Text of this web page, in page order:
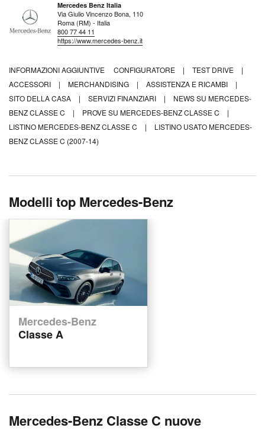
Mercedes Benz Italia
Via Giulio Vincenzo Bona, 110
Roma (RM) - Italia
800 77 44 11
https://www.mercedes-benz.it
INFORMAZIONI AGGIUNTIVE CONFIGURATORE | TEST DRIVE
|
ACCESSORI
| MERCHANDISING | ASSISTENZA E RICAMBI
|
SITO DELLA CASA
| SERVIZI FINANZIARI |
NEWS SU MERCEDES-
BENZ CLASSE C
| PROVE SU MERCEDES-BENZ CLASSE C
|
LISTINO MERCEDES-BENZ CLASSE C
|
LISTINO USATO MERCEDES-
BENZ CLASSE C (2007-14)
Modelli top Mercedes-Benz
Mercedes-Benz
Classe A
Mercedes-Benz Classe C nuove